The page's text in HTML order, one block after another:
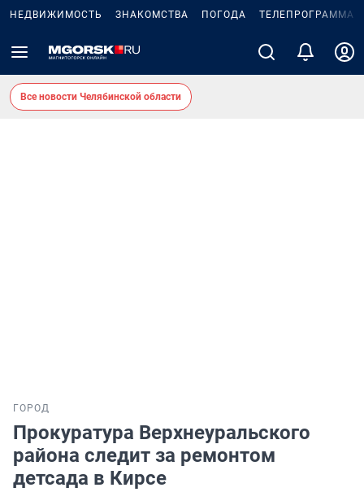
НЕДВИЖИМОСТЬ ЗНАКОМСТВА ПОГОДА ТЕЛЕПРОГРАММА
Все новости Челябинской области
ГОРОД
Прокуратура Верхнеуральского
района следит за ремонтом
детсада в Кирсе